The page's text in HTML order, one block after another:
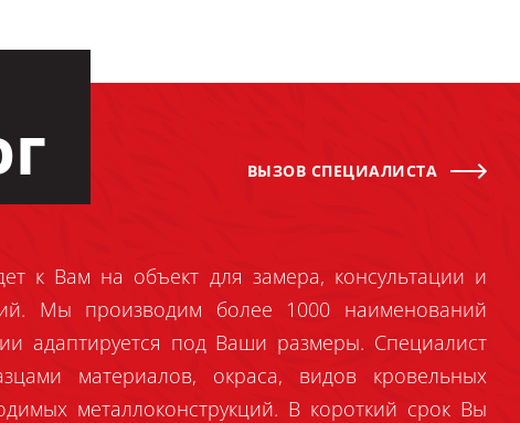
ВЫЗОВ СПЕЦИАЛИСТА
к Вам на объект для замера, консультации и
Мы производим более 1000 наименований
адаптируется под Ваши размеры. Специалист
материалов, окраса, видов кровельных
металлоконструкций. В короткий срок Вы